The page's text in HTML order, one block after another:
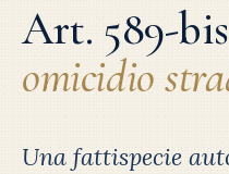
Art. 589-
omicidio
Una fattispecie